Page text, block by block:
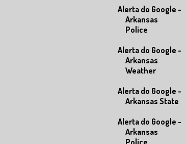
Alerta do Google -
Arkansas
Police
Alerta do Google -
Arkansas
Weather
Alerta do Google -
Arkansas State
Alerta do Google -
Arkansas
Police